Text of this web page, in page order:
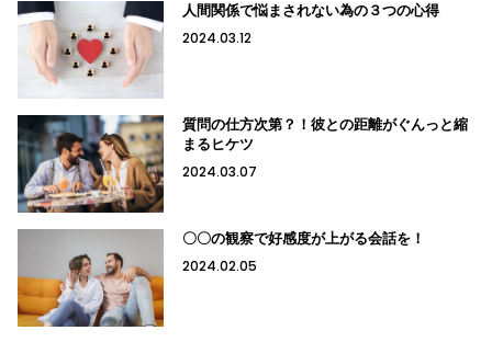
人間関係で悩まされない為の３つの心得
2024.03.12
質問の仕方次第？！彼との距離がぐんっと縮
まるヒケツ
2024.03.07
〇〇の観察で好感度が上がる会話を！
2024.02.05